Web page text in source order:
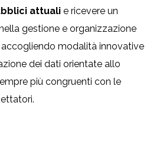
attuali e ricevere un
gestione e organizzazione
modalità innovative
dei dati orientate allo
più congruenti con le